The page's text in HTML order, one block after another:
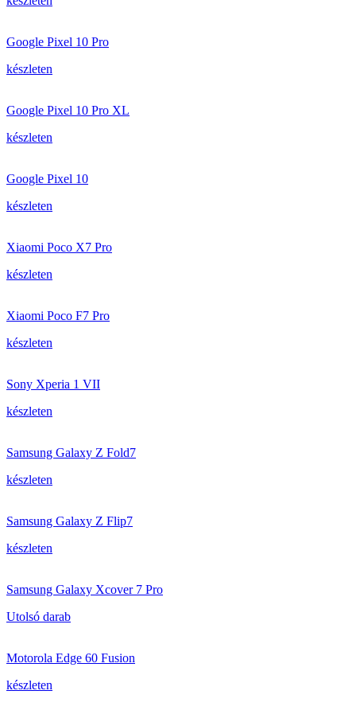
Google Pixel 10 Pro
készleten
Google Pixel 10 Pro XL
készleten
Google Pixel 10
készleten
Xiaomi Poco X7 Pro
készleten
Xiaomi Poco F7 Pro
készleten
Sony Xperia 1 VII
készleten
Samsung Galaxy Z Fold7
készleten
Samsung Galaxy Z Flip7
készleten
Samsung Galaxy Xcover 7 Pro
Utolsó darab
Motorola Edge 60 Fusion
készleten